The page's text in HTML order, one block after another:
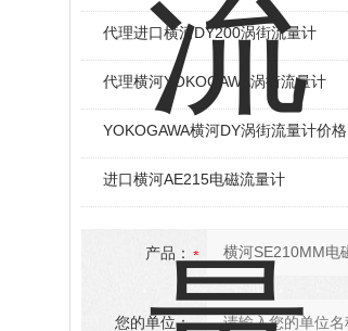
代理进口横河DY200涡街流量计
代理横河YOKOGAWA涡街流量计
YOKOGAWA横河DY涡街流量计价格
进口横河AE215电磁流量计
产品：
您的单位：